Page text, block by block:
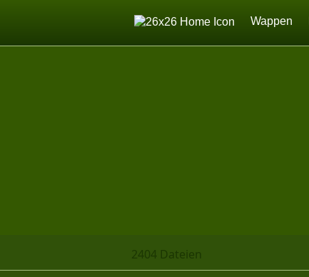
Home
Wappen
2404 Dateien